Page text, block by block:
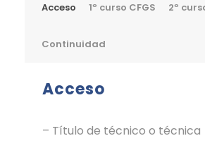
Acceso 1º curso CFGS 2º
Continuidad
Acceso
– Título de técnico o técnica